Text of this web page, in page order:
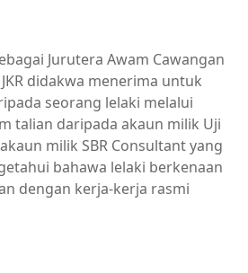
Jurutera Awam Cawangan
didakwa menerima untuk
seorang lelaki melalui
talian daripada akaun milik Uji
milik SBR Consultant yang
bahawa lelaki berkenaan
dengan kerja-kerja rasmi